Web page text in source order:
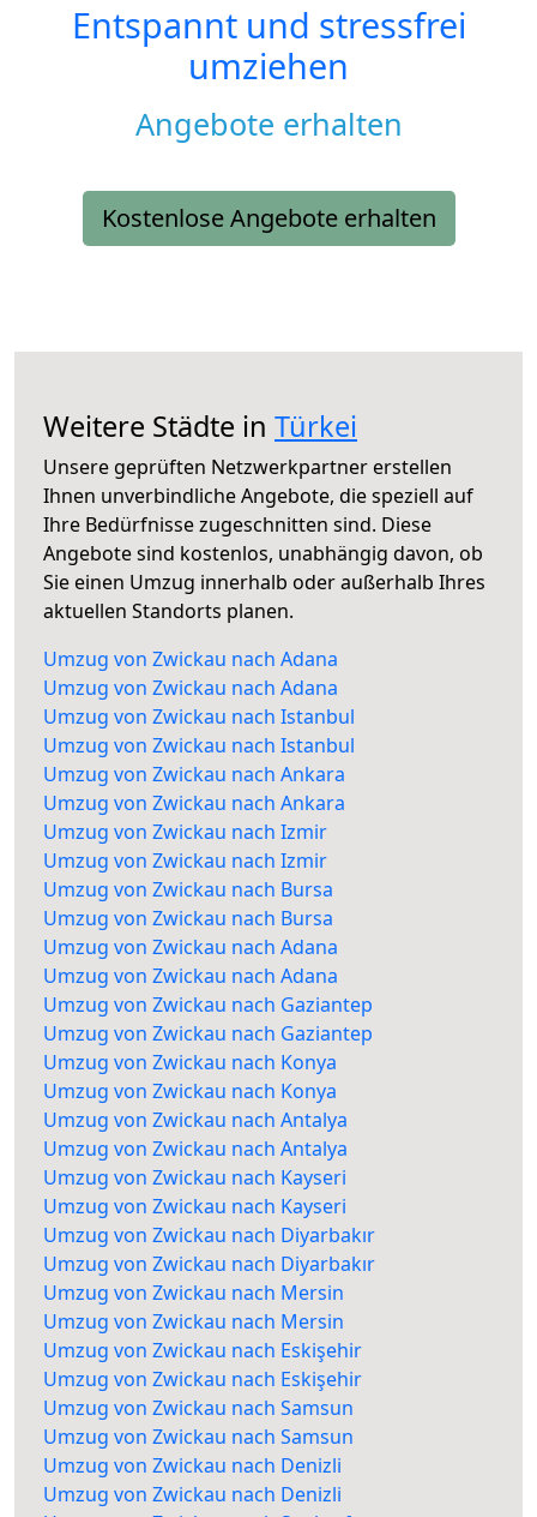
Entspannt und stressfrei
umziehen
Angebote erhalten
Kostenlose Angebote erhalten
Weitere Städte in Türkei
Unsere geprüften Netzwerkpartner erstellen
Ihnen unverbindliche Angebote, die speziell auf
Ihre Bedürfnisse zugeschnitten sind. Diese
Angebote sind kostenlos, unabhängig davon, ob
Sie einen Umzug innerhalb oder außerhalb Ihres
aktuellen Standorts planen.
Umzug von Zwickau nach Adana
Umzug von Zwickau nach Adana
Umzug von Zwickau nach Istanbul
Umzug von Zwickau nach Istanbul
Umzug von Zwickau nach Ankara
Umzug von Zwickau nach Ankara
Umzug von Zwickau nach Izmir
Umzug von Zwickau nach Izmir
Umzug von Zwickau nach Bursa
Umzug von Zwickau nach Bursa
Umzug von Zwickau nach Adana
Umzug von Zwickau nach Adana
Umzug von Zwickau nach Gaziantep
Umzug von Zwickau nach Gaziantep
Umzug von Zwickau nach Konya
Umzug von Zwickau nach Konya
Umzug von Zwickau nach Antalya
Umzug von Zwickau nach Antalya
Umzug von Zwickau nach Kayseri
Umzug von Zwickau nach Kayseri
Umzug von Zwickau nach Diyarbakır
Umzug von Zwickau nach Diyarbakır
Umzug von Zwickau nach Mersin
Umzug von Zwickau nach Mersin
Umzug von Zwickau nach Eskişehir
Umzug von Zwickau nach Eskişehir
Umzug von Zwickau nach Samsun
Umzug von Zwickau nach Samsun
Umzug von Zwickau nach Denizli
Umzug von Zwickau nach Denizli